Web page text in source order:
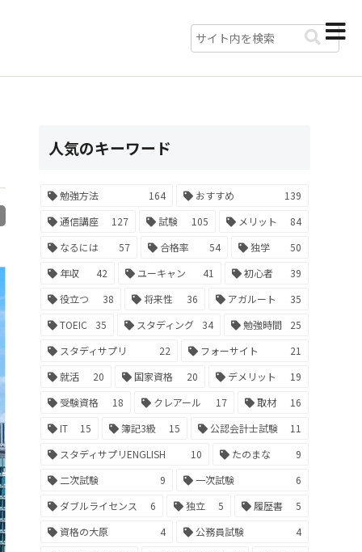
人気のキーワード
勉強方法 164 おすすめ
139
通信講座
127 試験 105 メリット
84
なるには
57 合格率 54 独学
50
年収
42 ユーキャン 41 初心者
39
役立つ
38 将来性 36 アガルート
35
TOEIC
35 スタディング 34 勉強時間
25
スタディサプリ
22 フォーサイト
21
就活
20 国家資格 20 デメリット
19
受験資格
18 クレアール 17 取材
16
IT
15 簿記3級 15 公認会計士試験
11
スタディサプリENGLISH
10 たのまな
9
二次試験
9 一次試験
6
ダブルライセンス
6 独立 5 履歴書
5
資格の大原
4 公務員試験
4